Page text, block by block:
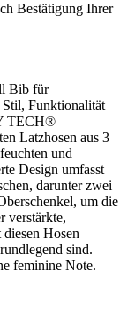
Bestätigung Ihrer
Bib für
Funktionalität
TECH®
Latzhosen aus 3
und
Design umfasst
darunter zwei
um die
verstärkte,
diesen Hosen
sind.
feminine Note.